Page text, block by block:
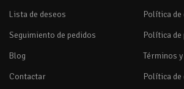
Lista de deseos
Seguimiento de pedidos
Blog
Contactar
Política de
Política de
Términos
Política de